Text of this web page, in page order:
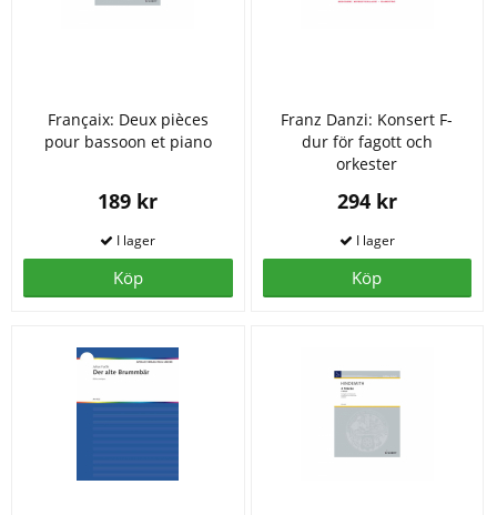
Françaix: Deux pièces
pour bassoon et piano
189 kr
Köp
Franz Danzi: Konsert F-
dur för fagott och
orkester
294 kr
Köp